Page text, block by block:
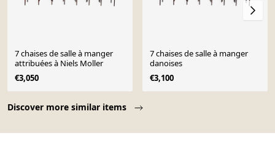
Discover more similar items
7 chaises de salle à manger
attribuées à Niels Moller
€3,050
7 chaises de salle à manger
danoises
€3,100